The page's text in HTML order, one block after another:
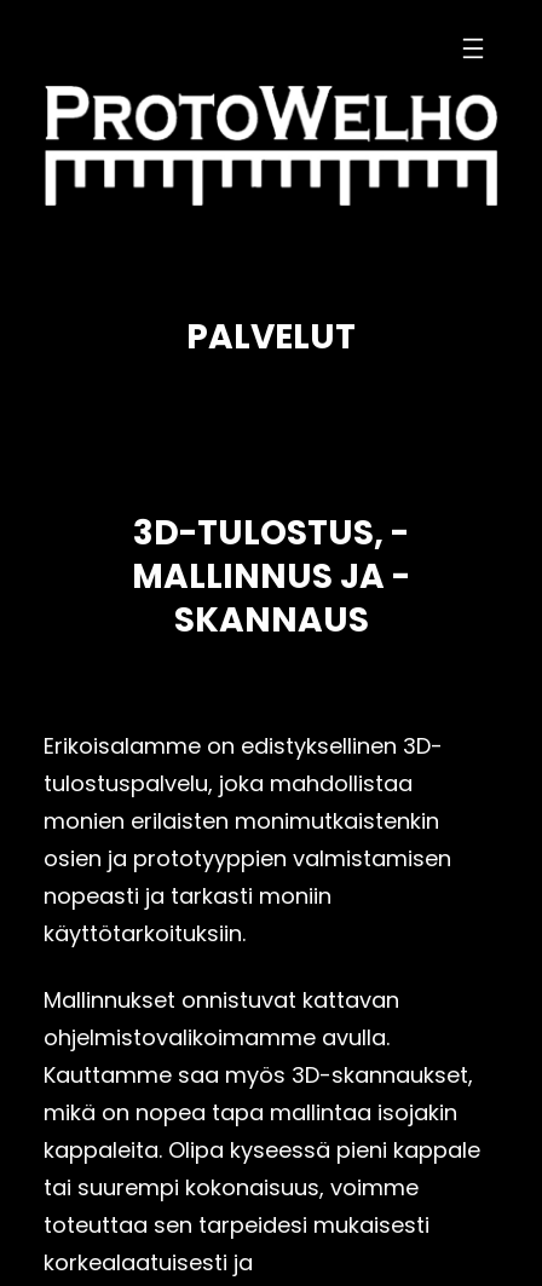
PALVELUT
3D-TULOSTUS, -
MALLINNUS JA -
SKANNAUS
Erikoisalamme on edistyksellinen 3D-
tulostuspalvelu, joka mahdollistaa
monien erilaisten monimutkaistenkin
osien ja prototyyppien valmistamisen
nopeasti ja tarkasti moniin
käyttötarkoituksiin.
Mallinnukset onnistuvat kattavan
ohjelmistovalikoimamme avulla.
Kauttamme saa myös 3D-skannaukset,
mikä on nopea tapa mallintaa isojakin
kappaleita. Olipa kyseessä pieni kappale
tai suurempi kokonaisuus, voimme
toteuttaa sen tarpeidesi mukaisesti
korkealaatuisesti ja